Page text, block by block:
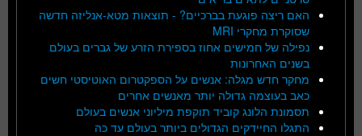
האם ריצה פוגעת בברכיים? - תוצאות מטא-אנליזה חדשה
שסוקרת מחקרי MRI
נפילה של חמישים אחוז בספירת הזרע של גברים בעולם
בשנים האחרונות
מחקר חדש מגלה: אנשים על הספקטרום האוטיסטי חשים
כאב בעוצמה גדולה יותר מאנשים אחרים
תסמונת הלונג קוביד תוקפת מיליוני אנשים בעולם
התגלו החיידקים הגדולים ביותר בעולם עד כה